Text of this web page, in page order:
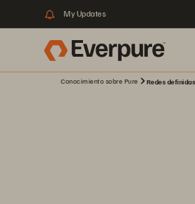
My Updates
Conocimiento sobre Pure Redes